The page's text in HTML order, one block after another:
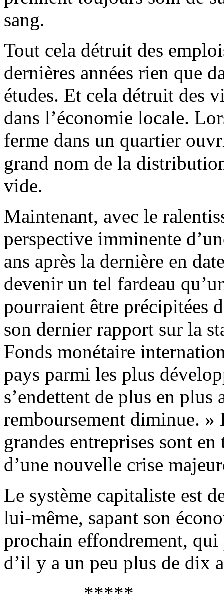
sang.
Tout cela détruit des
dernières années rien que
études. Et cela détruit des
dans l’économie locale.
ferme dans un quartier
grand nom de la
vide.
Maintenant, avec le
perspective imminente
ans après la dernière en
devenir un tel fardeau
pourraient être précipitées
son dernier rapport sur la
Fonds monétaire
pays parmi les plus
s’endettent de plus en plus
remboursement diminue. »
grandes entreprises sont
d’une nouvelle crise
Le système capitaliste est
lui-même, sapant son
prochain effondrement,
d’il y a un peu plus de dix
*****